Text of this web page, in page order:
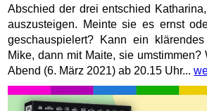
Abschied der drei entschied
auszusteigen. Meinte sie es ernst
geschauspielert? Kann ein
Mike, dann mit Maite, sie umstimmen?
Abend (6. März 2021) ab 20.15 Uhr...